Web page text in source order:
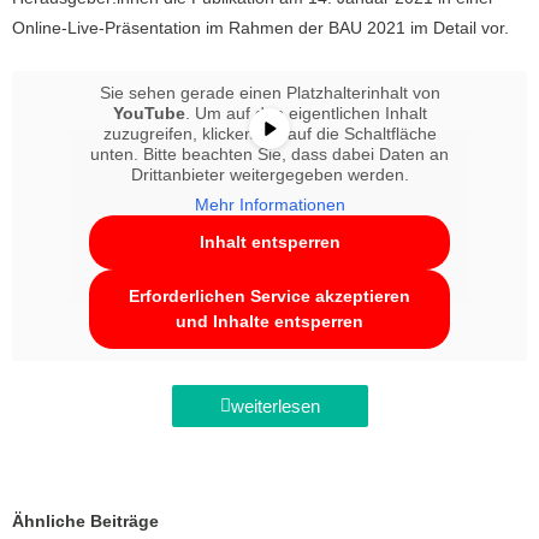
Online-Live-Präsentation im Rahmen der BAU 2021 im Detail vor.
Sie sehen gerade einen Platzhalterinhalt von
YouTube. Um auf den eigentlichen Inhalt
zuzugreifen, klicken Sie auf die Schaltfläche
unten. Bitte beachten Sie, dass dabei Daten an
Drittanbieter weitergegeben werden.
Mehr Informationen
Inhalt entsperren
Erforderlichen Service akzeptieren
und Inhalte entsperren
weiterlesen
Ähnliche Beiträge